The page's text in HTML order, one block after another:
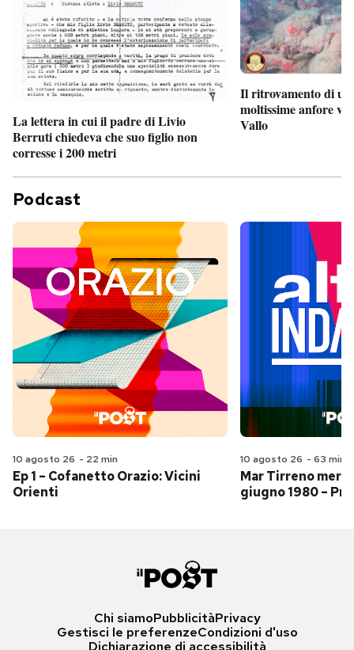
La lettera in cui il padre di Livio
Berruti chiedeva che suo figlio non
corresse i 200 metri
Il ritrovamento di
moltissime anfore
Vallo
Podcast
10 agosto 26 - 22 min
Ep 1 – Cofanetto Orazio: Vicini
Orienti
10 agosto 26 - 63 min
Mar Tirreno
giugno 1980 –
Chi siamoPubblicitàPrivacy
Gestisci le preferenzeCondizioni d'uso
Dichiarazione di accessibilità